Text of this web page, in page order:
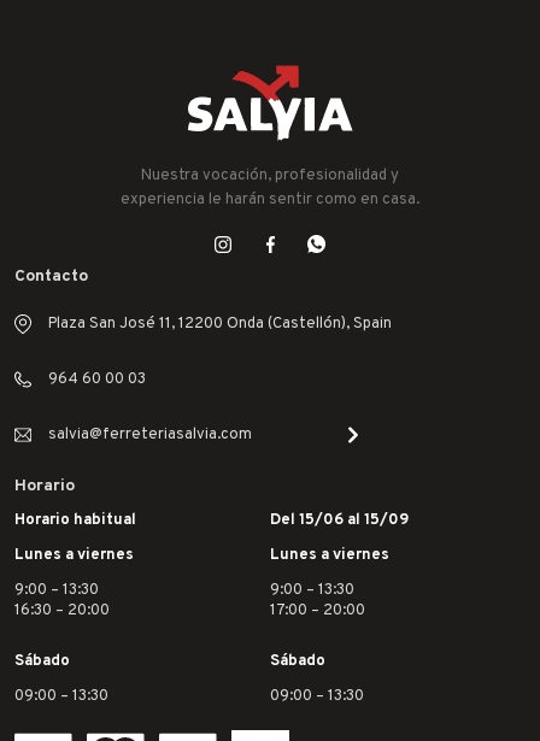
Nuestra vocación, profesionalidad y
experiencia le harán sentir como en casa.
Contacto
Plaza San José 11, 12200 Onda (Castellón), Spain
964 60 00 03
salvia@ferreteriasalvia.com
Horario
Horario habitual
Lunes a viernes
9:00 – 13:30
16:30 – 20:00
Sábado
09:00 – 13:30
Del 15/06 al 15/09
Lunes a viernes
9:00 – 13:30
17:00 – 20:00
Sábado
09:00 – 13:30